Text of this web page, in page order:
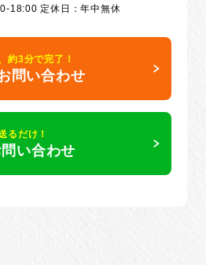
18:00 定休日：年中無休
約3分で完了！
問い合わせ
るだけ！
い合わせ